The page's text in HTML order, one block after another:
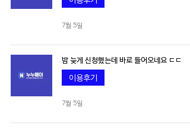
7월 5일
밤 늦게 신청했는데 바로 들어오네요 ㄷㄷ
이용후기
7월 5일